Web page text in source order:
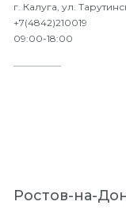
г. Калуга, ул.
+7(4842)210019
09:00-18:00
Ростов-на-